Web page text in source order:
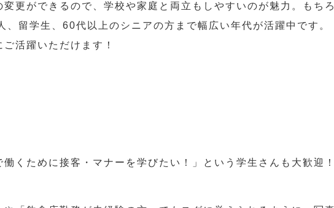
更ができるので、学校や家庭と両立もしやすいのが魅力。もち
留学生、60代以上のシニアの方まで幅広い年代が活躍中です。
活躍いただけます！
働くために接客・マナーを学びたい！」という学生さんも大歓迎！